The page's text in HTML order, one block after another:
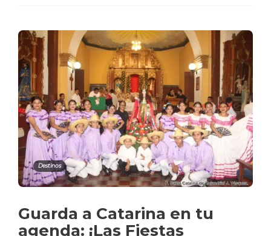
Destinos
Guarda a Catarina en tu
agenda: ¡Las Fiestas